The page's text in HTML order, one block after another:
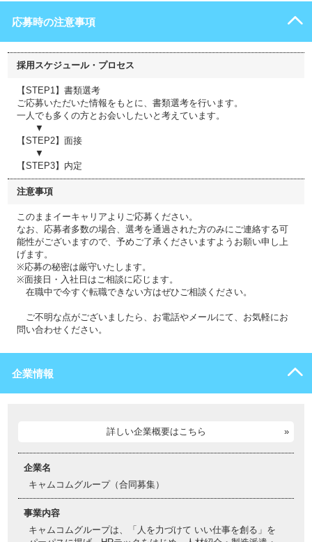
応募時の注意事項
採用スケジュール・プロセス
【STEP1】書類選考
ご応募いただいた情報をもとに、書類選考を行います。
一人でも多くの方とお会いしたいと考えています。
▼
【STEP2】面接
▼
【STEP3】内定
注意事項
このままイーキャリアよりご応募ください。
なお、応募者多数の場合、選考を通過された方のみにご連絡する可
能性がございますので、予めご了承くださいますようお願い申し上
げます。
※応募の秘密は厳守いたします。
※面接日・入社日はご相談に応じます。
在職中で今すぐ転職できない方はぜひご相談ください。
ご不明な点がございましたら、お電話やメールにて、お気軽にお
問い合わせください。
企業情報
詳しい企業概要はこちら
企業名
キャムコムグループ（合同募集）
事業内容
キャムコムグループは、「人を力づけて いい仕事を創る」を